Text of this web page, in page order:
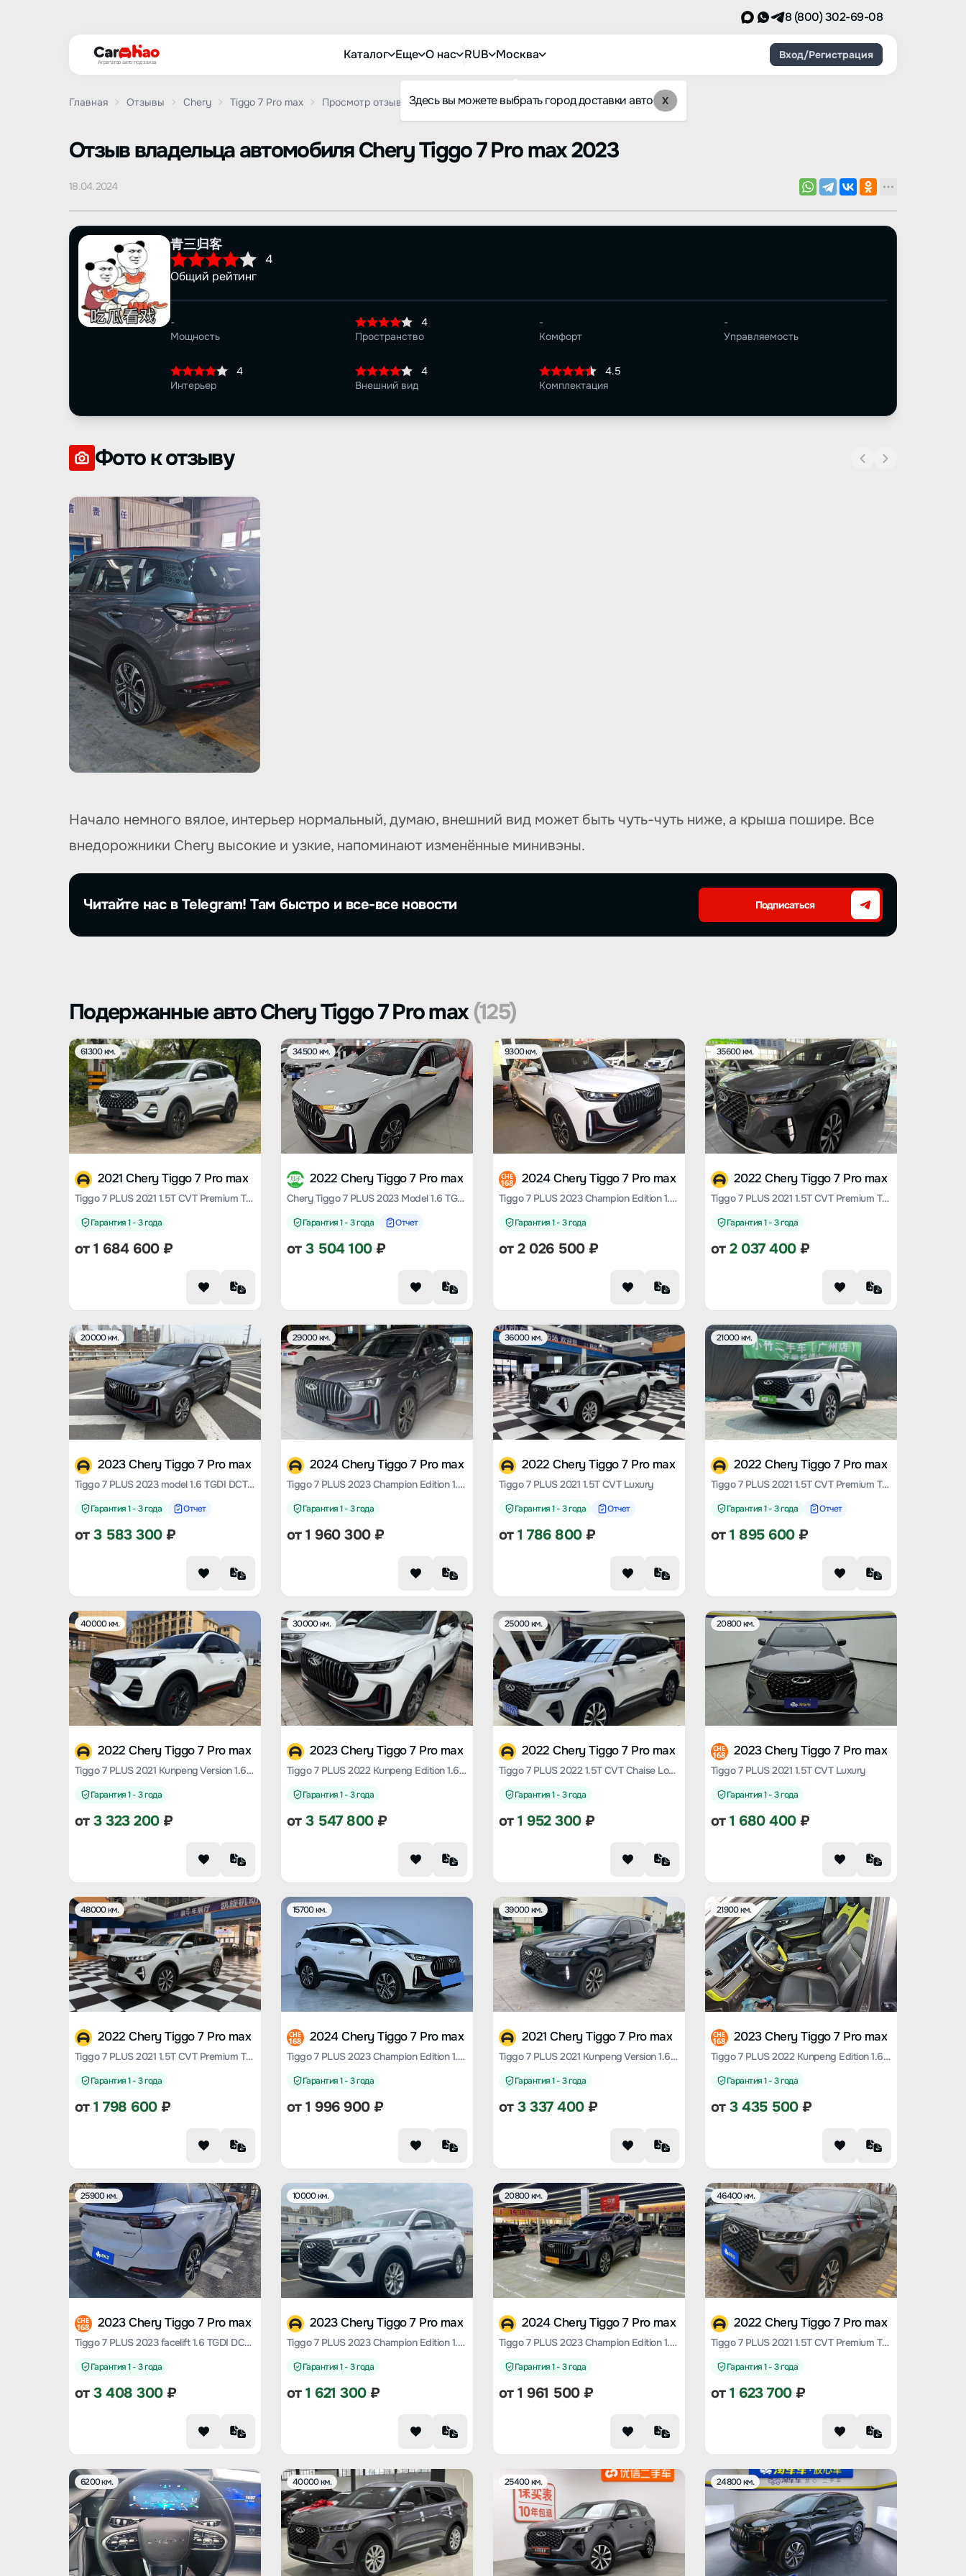
8 (800) 302-69-08
Агрегатор авто под заказ
Каталог Еще О нас RUB Москва
Здесь вы можете выбрать город доставки авто X
Вход/Регистрация
Главная Отзывы Chery Tiggo 7 Pro max Просмотр отзыва
Oтзыв владельца автомобиляChery Tiggo 7 Pro max 2023
18.04.2024
青三归客
4
Общий рейтинг
-
Мощность
4
Пространство
-
Комфорт
-
Управляемость
4
Интерьер
4
Внешний вид
4.5
Комплектация
Фото к отзыву
Начало немного вялое, интерьер нормальный, думаю, внешний вид может быть чуть-чуть ниже, а крыша пошире. Все
внедорожники Chery высокие и узкие, напоминают изменённые минивэны.
Читайте нас в Telegram! Там быстро и все-все новости Подписаться
Подержанные авто Chery Tiggo 7 Pro max(125)
61300 км.
2021 Chery Tiggo 7 Pro max
Tiggo 7 PLUS 2021 1.5T CVT Premium Type
Гарантия 1 - 3 года
от1 684 600₽
34500 км.
2022 Chery Tiggo 7 Pro max
Chery Tiggo 7 PLUS 2023 Model 1.6 TGDI DCT Premium Type
Гарантия 1 - 3 года Отчет
от3 504 100₽
9300 км.
CHE
168 2024 Chery Tiggo 7 Pro max
Tiggo 7 PLUS 2023 Champion Edition 1.5 TCI CVT Extraordinary Edition
Гарантия 1 - 3 года
от2 026 500₽
35600 км.
2022 Chery Tiggo 7 Pro max
Tiggo 7 PLUS 2021 1.5T CVT Premium Type
Гарантия 1 - 3 года
от2 037 400₽
20000 км.
2023 Chery Tiggo 7 Pro max
Tiggo 7 PLUS 2023 model 1.6 TGDI DCT Premium Type
Гарантия 1 - 3 года Отчет
от3 583 300₽
29000 км.
2024 Chery Tiggo 7 Pro max
Tiggo 7 PLUS 2023 Champion Edition 1.5 TCI CVT Extraordinary Type
Гарантия 1 - 3 года
от1 960 300₽
36000 км.
2022 Chery Tiggo 7 Pro max
Tiggo 7 PLUS 2021 1.5T CVT Luxury
Гарантия 1 - 3 года Отчет
от1 786 800₽
21000 км.
2022 Chery Tiggo 7 Pro max
Tiggo 7 PLUS 2021 1.5T CVT Premium Type
Гарантия 1 - 3 года Отчет
от1 895 600₽
40000 км.
2022 Chery Tiggo 7 Pro max
Tiggo 7 PLUS 2021 Kunpeng Version 1.6 TGDI DCT Premium+
Гарантия 1 - 3 года
от3 323 200₽
30000 км.
2023 Chery Tiggo 7 Pro max
Tiggo 7 PLUS 2022 Kunpeng Edition 1.6 TGDI DCT Chaise Longue Limited Edition Premium Type
Гарантия 1 - 3 года
от3 547 800₽
25000 км.
2022 Chery Tiggo 7 Pro max
Tiggo 7 PLUS 2022 1.5T CVT Chaise Longue Limited Edition Premium Model
Гарантия 1 - 3 года
от1 952 300₽
20800 км.
CHE
168 2023 Chery Tiggo 7 Pro max
Tiggo 7 PLUS 2021 1.5T CVT Luxury
Гарантия 1 - 3 года
от1 680 400₽
48000 км.
2022 Chery Tiggo 7 Pro max
Tiggo 7 PLUS 2021 1.5T CVT Premium Type
Гарантия 1 - 3 года
от1 798 600₽
15700 км.
CHE
168 2024 Chery Tiggo 7 Pro max
Tiggo 7 PLUS 2023 Champion Edition 1.5 TCI CVT Extraordinary Edition
Гарантия 1 - 3 года
от1 996 900₽
39000 км.
2021 Chery Tiggo 7 Pro max
Tiggo 7 PLUS 2021 Kunpeng Version 1.6 TGDI DCT Premium Type
Гарантия 1 - 3 года
от3 337 400₽
21900 км.
CHE
168 2023 Chery Tiggo 7 Pro max
Tiggo 7 PLUS 2022 Kunpeng Edition 1.6 TGDI DCT Chaise Longue Limited Edition Premium Type
Гарантия 1 - 3 года
от3 435 500₽
25900 км.
CHE
168 2023 Chery Tiggo 7 Pro max
Tiggo 7 PLUS 2023 facelift 1.6 TGDI DCT Luxury
Гарантия 1 - 3 года
от3 408 300₽
10000 км.
2023 Chery Tiggo 7 Pro max
Tiggo 7 PLUS 2023 Champion Edition 1.5 TCI CVT Luxury
Гарантия 1 - 3 года
от1 621 300₽
20800 км.
2024 Chery Tiggo 7 Pro max
Tiggo 7 PLUS 2023 Champion Edition 1.5 TCI CVT Luxury
Гарантия 1 - 3 года
от1 961 500₽
46400 км.
2022 Chery Tiggo 7 Pro max
Tiggo 7 PLUS 2021 1.5T CVT Premium Type
Гарантия 1 - 3 года
от1 623 700₽
6200 км. 40000 км. 25400 км. 24800 км.